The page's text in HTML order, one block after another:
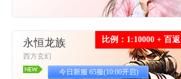
比例：1:10000 + 百返
永恒龙族
西方玄幻
今日新服 65服(10:00开启)